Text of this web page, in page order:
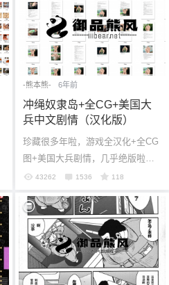
-熊本熊- 6年前
冲绳奴隶岛+全CG+美国大
兵中文剧情（汉化版）
珍藏很多年啦，游戏全汉化+全CG
图+美国大兵剧情，几乎绝版啦，
喜欢收藏的不要错过哈。 电脑游戏
43262 1536 118